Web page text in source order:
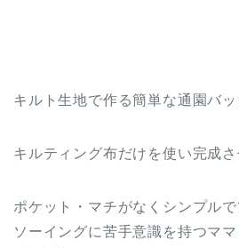
キルト生地で作る簡単な通園バッ
キルティング布だけを使い完成さ
ポケット・マチがなくシンプル
ソーイングに苦手意識を持つマ